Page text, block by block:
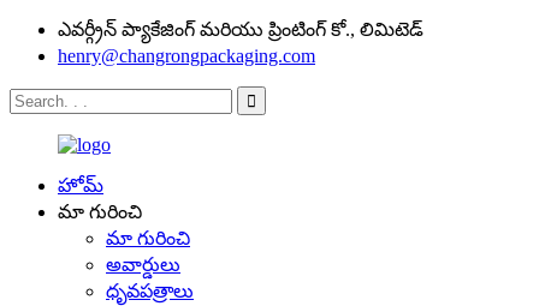
ఎవర్గ్రీన్ ప్యాకేజింగ్ మరియు ప్రింటింగ్ కో., లిమిటెడ్
henry@changrongpackaging.com
హోమ్
మా గురించి
మా గురించి
అవార్డులు
ధృవపత్రాలు